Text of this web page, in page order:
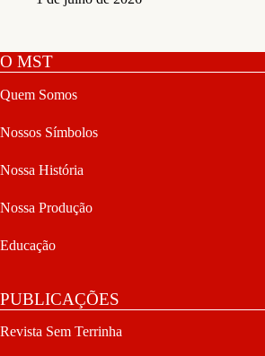
O MST
Quem Somos
Nossos Símbolos
Nossa História
Nossa Produção
Educação
PUBLICAÇÕES
Revista Sem Terrinha